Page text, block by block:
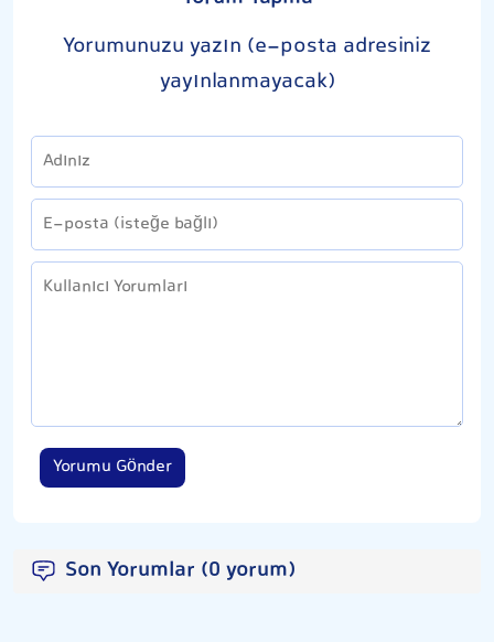
Yorumunuzu yazın (e-posta adresiniz
yayınlanmayacak)
Yorumu Gönder
Son Yorumlar (0 yorum)